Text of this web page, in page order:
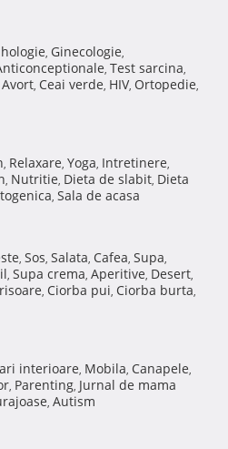
, Ginecologie,
, Test sarcina,
Avort, Ceai verde, HIV, Ortopedie,
, Relaxare, Yoga, Intretinere,
, Nutritie, Dieta de slabit, Dieta
, Sala de acasa
, Sos, Salata, Cafea, Supa,
, Supa crema, Aperitive, Desert,
, Ciorba pui, Ciorba burta,
interioare, Mobila, Canapele,
, Parenting, Jurnal de mama
, Autism